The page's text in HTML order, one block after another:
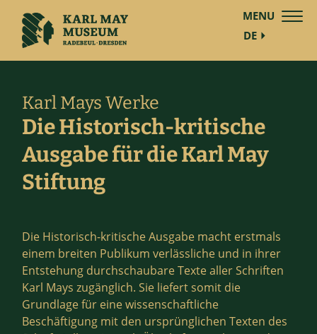
DE
MENU
Karl Mays Werke
Die Historisch-kritische
Ausgabe für die Karl May
Stiftung
Die Historisch-kritische Ausgabe macht erstmals
einem breiten Publikum verlässliche und in ihrer
Entstehung durchschaubare Texte aller Schriften
Karl Mays zugänglich. Sie liefert somit die
Grundlage für eine wissenschaftliche
Beschäftigung mit den ursprünglichen Texten des